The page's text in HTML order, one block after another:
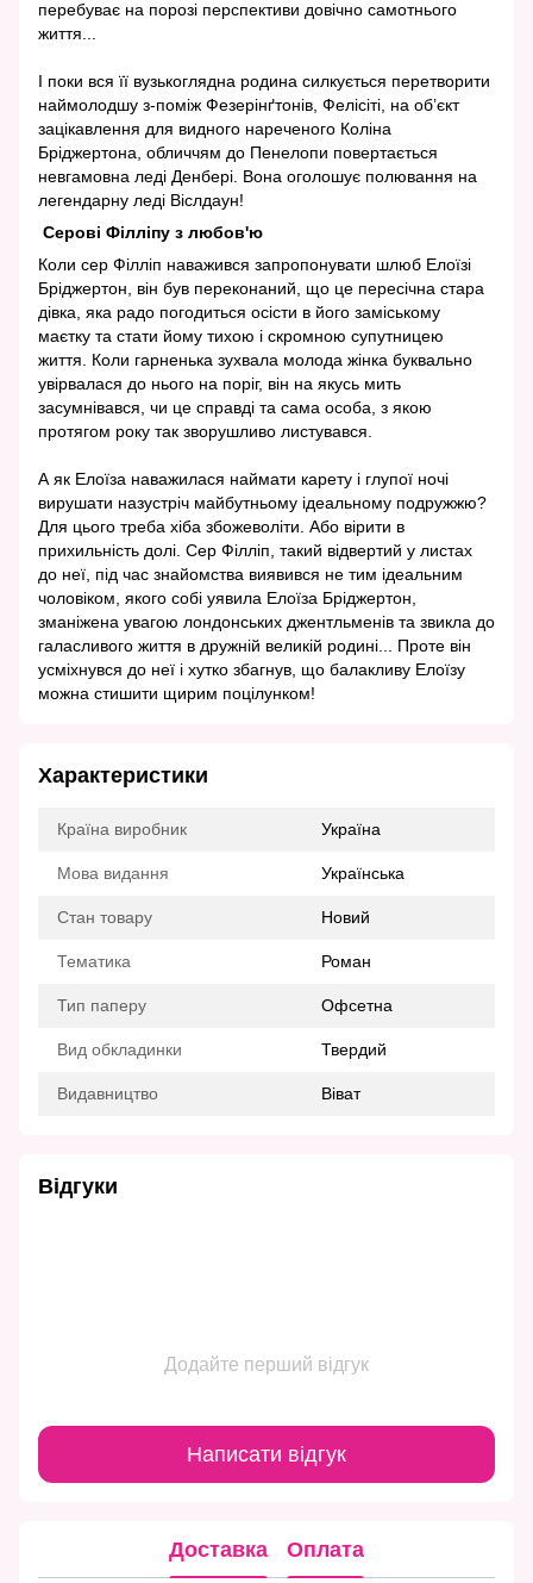
перебуває на порозі перспективи довічно самотнього
життя...
І поки вся її вузькоглядна родина силкується перетворити
наймолодшу з-поміж Фезерінґтонів, Фелісіті, на об’єкт
зацікавлення для видного нареченого Коліна
Бріджертона, обличчям до Пенелопи повертається
невгамовна леді Денбері. Вона оголошує полювання на
легендарну леді Віслдаун!
Серові Філліпу з любов'ю
Коли сер Філліп наважився запропонувати шлюб Елоїзі
Бріджертон, він був переконаний, що це пересічна стара
дівка, яка радо погодиться осісти в його заміському
маєтку та стати йому тихою і скромною супутницею
життя. Коли гарненька зухвала молода жінка буквально
увірвалася до нього на поріг, він на якусь мить
засумнівався, чи це справді та сама особа, з якою
протягом року так зворушливо листувався.
А як Елоїза наважилася наймати карету і глупої ночі
вирушати назустріч майбутньому ідеальному подружжю?
Для цього треба хіба збожеволіти. Або вірити в
прихильність долі. Сер Філліп, такий відвертий у листах
до неї, під час знайомства виявився не тим ідеальним
чоловіком, якого собі уявила Елоїза Бріджертон,
зманіжена увагою лондонських джентльменів та звикла до
галасливого життя в дружній великій родині... Проте він
усміхнувся до неї і хутко збагнув, що балакливу Елоїзу
можна стишити щирим поцілунком!
Характеристики
Країна виробник Україна
Мова видання Українська
Стан товару Новий
Тематика Роман
Тип паперу Офсетна
Вид обкладинки Твердий
Видавництво Віват
Відгуки
Додайте перший відгук
Написати відгук
Доставка Оплата